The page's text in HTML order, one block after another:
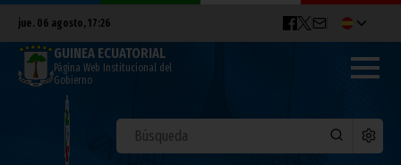
jue. 06 agosto, 17:26
GUINEA ECUATORIAL
Página Web Institucional del
Gobierno